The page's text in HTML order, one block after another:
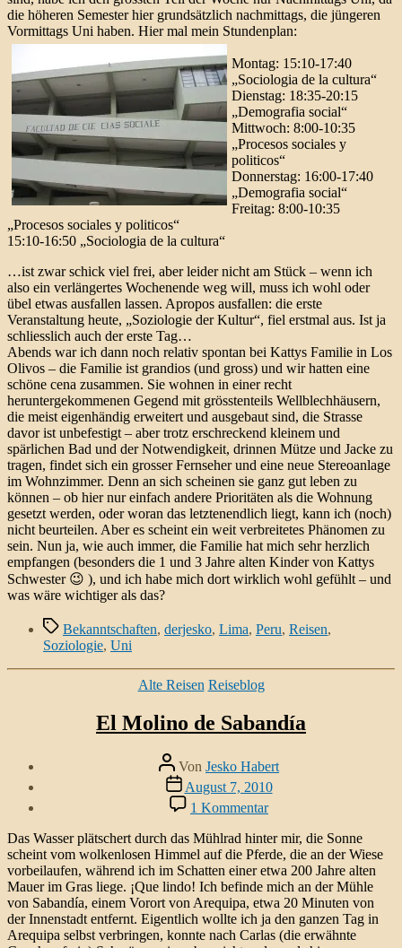
die höheren Semester hier grundsätzlich nachmittags, die jüngeren
Vormittags Uni haben. Hier mal mein Stundenplan:
Montag: 15:10-17:40
„Sociologia de la cultura“
Dienstag: 18:35-20:15
„Demografia social“
Mittwoch: 8:00-10:35
„Procesos sociales y
politicos“
Donnerstag: 16:00-17:40
„Demografia social“
Freitag: 8:00-10:35
„Procesos sociales y politicos“
15:10-16:50 „Sociologia de la cultura“
…ist zwar schick viel frei, aber leider nicht am Stück – wenn ich
also ein verlängertes Wochenende weg will, muss ich wohl oder
übel etwas ausfallen lassen. Apropos ausfallen: die erste
Veranstaltung heute, „Soziologie der Kultur“, fiel erstmal aus. Ist ja
schliesslich auch der erste Tag…
Abends war ich dann noch relativ spontan bei Kattys Familie in Los
Olivos – die Familie ist grandios (und gross) und wir hatten eine
schöne cena zusammen. Sie wohnen in einer recht
heruntergekommenen Gegend mit grösstenteils Wellblechhäusern,
die meist eigenhändig erweitert und ausgebaut sind, die Strasse
davor ist unbefestigt – aber trotz erschreckend kleinem und
spärlichen Bad und der Notwendigkeit, drinnen Mütze und Jacke zu
tragen, findet sich ein grosser Fernseher und eine neue Stereoanlage
im Wohnzimmer. Denn an sich scheinen sie ganz gut leben zu
können – ob hier nur einfach andere Prioritäten als die Wohnung
gesetzt werden, oder woran das letztenendlich liegt, kann ich (noch)
nicht beurteilen. Aber es scheint ein weit verbreitetes Phänomen zu
sein. Nun ja, wie auch immer, die Familie hat mich sehr herzlich
empfangen (besonders die 1 und 3 Jahre alten Kinder von Kattys
Schwester 😉 ), und ich habe mich dort wirklich wohl gefühlt – und
was wäre wichtiger als das?
Schlagwörter
Bekanntschaften, derjesko, Lima, Peru, Reisen,
Soziologie, Uni
Kategorien
Alte Reisen Reiseblog
El Molino de Sabandía
Beitragsautor
Von Jesko Habert
Veröffentlichungsdatum
August 7, 2010
1 Kommentarzu
El
Molino
de
Sabandía
Das Wasser plätschert durch das Mühlrad hinter mir, die Sonne
scheint vom wolkenlosen Himmel auf die Pferde, die an der Wiese
vorbeilaufen, während ich im Schatten einer etwa 200 Jahre alten
Mauer im Gras liege. ¡Que lindo! Ich befinde mich an der Mühle
von Sabandía, einem Vorort von Arequipa, etwa 20 Minuten von
der Innenstadt entfernt. Eigentlich wollte ich ja den ganzen Tag in
Arequipa selbst verbringen, konnte nach Carlas (die erwähnte